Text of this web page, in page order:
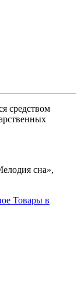
средством
сна»,
Товары в